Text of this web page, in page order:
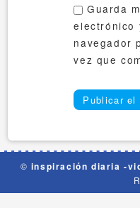
Guarda
electrónico
navegador
vez que
© inspiración diaria -